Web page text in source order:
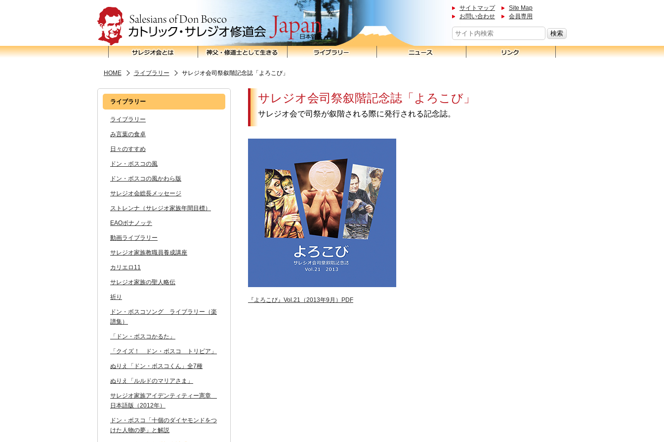
サイトマップ
Site Map
お問い合わせ
会員専用
HOME ライブラリー サレジオ会司祭叙階記念誌「よろこび」
ライブラリー
ライブラリー
み言葉の食卓
日々のすすめ
ドン・ボスコの風
ドン・ボスコの風かわら版
サレジオ会総長メッセージ
ストレンナ（サレジオ家族年間目標）
EAOボナノッテ
動画ライブラリー
サレジオ家族教職員養成講座
カリエロ11
サレジオ家族の聖人略伝
祈り
ドン・ボスコソング ライブラリー（楽
譜集）
「ドン・ボスコかるた」
「クイズ！ ドン・ボスコ トリビア」
ぬりえ「ドン・ボスコくん」全7種
ぬりえ「ルルドのマリアさま」
サレジオ家族アイデンティティー憲章
日本語版（2012年）
ドン・ボスコ「十個のダイヤモンドをつ
けた人物の夢」と解説
サレジオ会司祭叙階記念誌「よろこび」
サレジオ会で司祭が叙階される際に発行される記念誌。
『よろこび』Vol.21（2013年9月）PDF